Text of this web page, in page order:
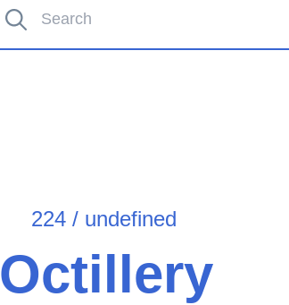
224 / undefined
Octillery